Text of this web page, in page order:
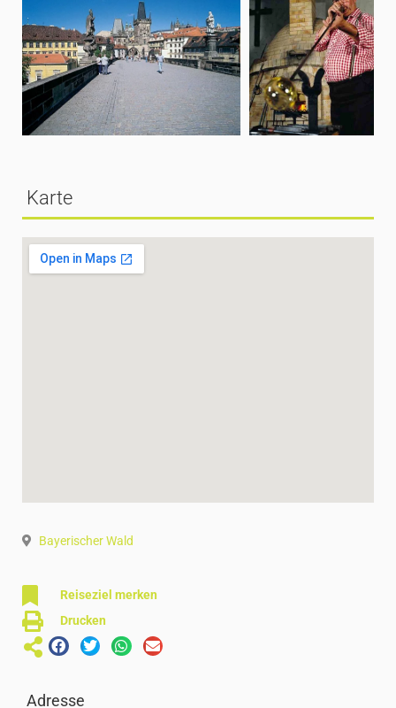
Karte
Bayerischer Wald
Reiseziel merken
Drucken
Adresse